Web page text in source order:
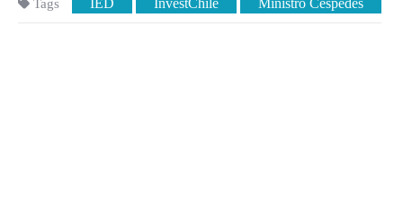
Tags IED InvestChile Ministro Céspedes